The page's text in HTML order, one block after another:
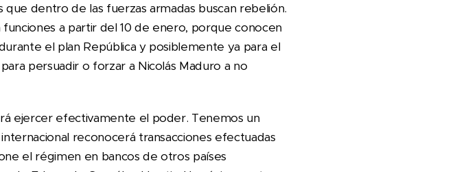
dentro de las fuerzas armadas buscan rebelión.
a partir del 10 de enero, porque conocen
el plan República y posiblemente ya para el
persuadir o forzar a Nicolás Maduro a no
ejercer efectivamente el poder. Tenemos un
reconocerá transacciones efectuadas
el régimen en bancos de otros países